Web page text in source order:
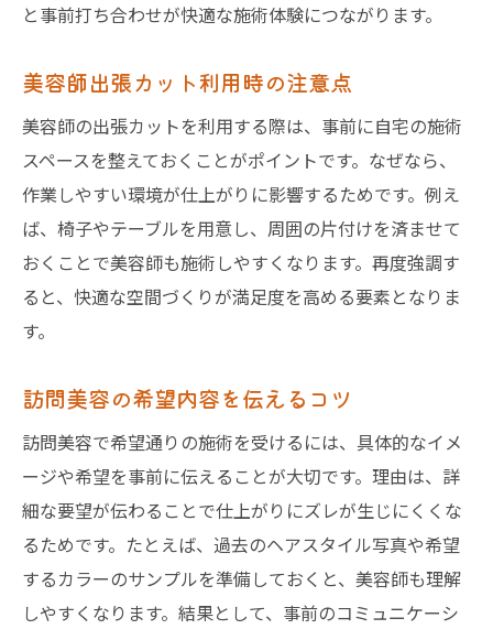
と事前打ち合わせが快適な施術体験につながります。
美容師出張カット利用時の注意点
美容師の出張カットを利用する際は、事前に自宅の施術
スペースを整えておくことがポイントです。なぜなら、
作業しやすい環境が仕上がりに影響するためです。例え
ば、椅子やテーブルを用意し、周囲の片付けを済ませて
おくことで美容師も施術しやすくなります。再度強調す
ると、快適な空間づくりが満足度を高める要素となりま
す。
訪問美容の希望内容を伝えるコツ
訪問美容で希望通りの施術を受けるには、具体的なイメ
ージや希望を事前に伝えることが大切です。理由は、詳
細な要望が伝わることで仕上がりにズレが生じにくくな
るためです。たとえば、過去のヘアスタイル写真や希望
するカラーのサンプルを準備しておくと、美容師も理解
しやすくなります。結果として、事前のコミュニケーシ